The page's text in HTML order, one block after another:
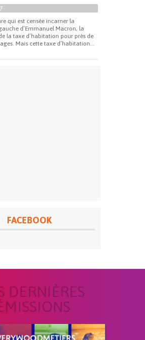
qui est censée incarner la
d’Emmanuel Macron, la
la taxe d’habitation pour près de
Mais cette taxe d’habitation...
FACEBOOK
DERNIÈRES